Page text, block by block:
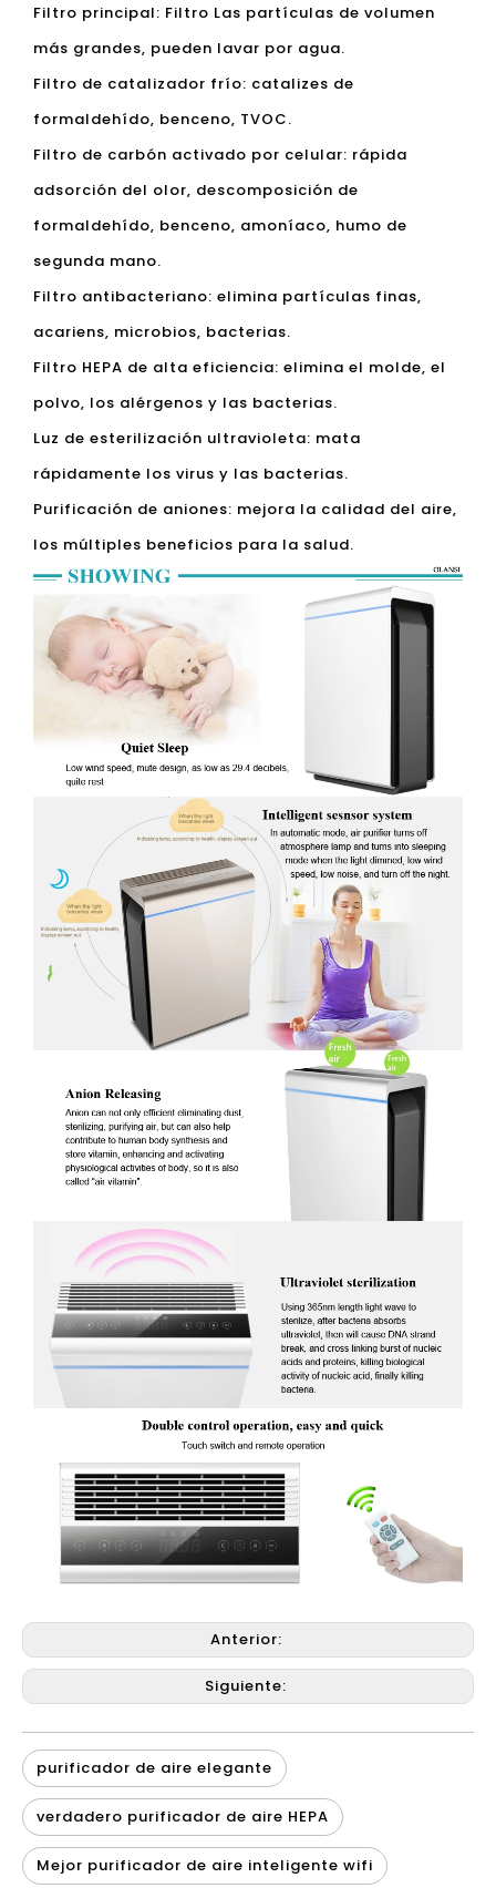
Filtro principal: Filtro Las partículas de volumen
más grandes, pueden lavar por agua.
Filtro de catalizador frío: catalizes de
formaldehído, benceno, TVOC.
Filtro de carbón activado por celular: rápida
adsorción del olor, descomposición de
formaldehído, benceno, amoníaco, humo de
segunda mano.
Filtro antibacteriano: elimina partículas finas,
acariens, microbios, bacterias.
Filtro HEPA de alta eficiencia: elimina el molde, el
polvo, los alérgenos y las bacterias.
Luz de esterilización ultravioleta: mata
rápidamente los virus y las bacterias.
Purificación de aniones: mejora la calidad del aire,
los múltiples beneficios para la salud.
Anterior:
Siguiente:
purificador de aire elegante
verdadero purificador de aire HEPA
Mejor purificador de aire inteligente wifi